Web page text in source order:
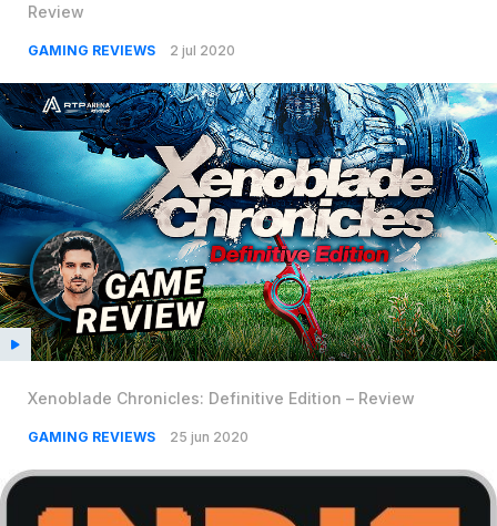
Review
GAMING REVIEWS 2 jul 2020
Xenoblade Chronicles: Definitive Edition – Review
GAMING REVIEWS 25 jun 2020